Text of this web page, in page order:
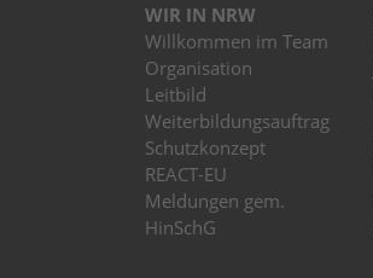
WIR IN NRW
Willkommen im Team
Organisation
Leitbild
Weiterbildungsauftrag
Schutzkonzept
REACT-EU
Meldungen gem.
HinSchG